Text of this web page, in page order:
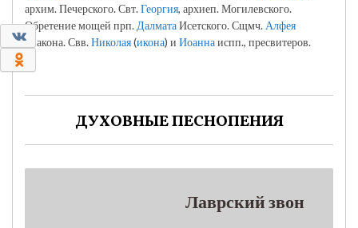
архим. Печерского. Свт.Георгия, архиеп. Могилевского.
Обретение мощей прп. ДалматаИсетского. Сщмч. Алфея
диакона. Свв.Николая(икона) и Иоаннаиспп., пресвитеров.
ДУХОВНЫЕ ПЕСНОПЕНИЯ
Лаврский звон